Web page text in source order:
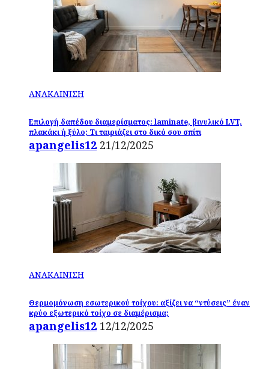
ΑΝΑΚΑΙΝΙΣΗ
Επιλογή δαπέδου διαμερίσματος: laminate, βινυλικό LVT,
πλακάκι ή ξύλο; Τι ταιριάζει στο δικό σου σπίτι
apangelis12 21/12/2025
ΑΝΑΚΑΙΝΙΣΗ
Θερμομόνωση εσωτερικού τοίχου: αξίζει να “ντύσεις” έναν
κρύο εξωτερικό τοίχο σε διαμέρισμα;
apangelis12 12/12/2025